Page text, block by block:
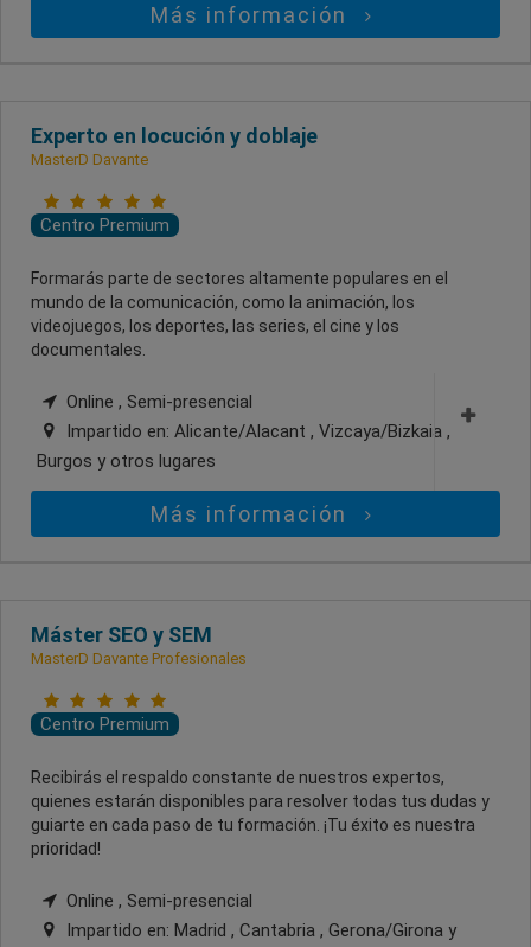
Más información
Experto en locución y doblaje
MasterD Davante
Centro Premium
Formarás parte de sectores altamente populares en el
mundo de la comunicación, como la animación, los
videojuegos, los deportes, las series, el cine y los
documentales.
Online , Semi-presencial
Impartido en: Alicante/Alacant , Vizcaya/Bizkaia ,
Burgos y otros lugares
Más información
Máster SEO y SEM
MasterD Davante Profesionales
Centro Premium
Recibirás el respaldo constante de nuestros expertos,
quienes estarán disponibles para resolver todas tus dudas y
guiarte en cada paso de tu formación. ¡Tu éxito es nuestra
prioridad!
Online , Semi-presencial
Impartido en: Madrid , Cantabria , Gerona/Girona y